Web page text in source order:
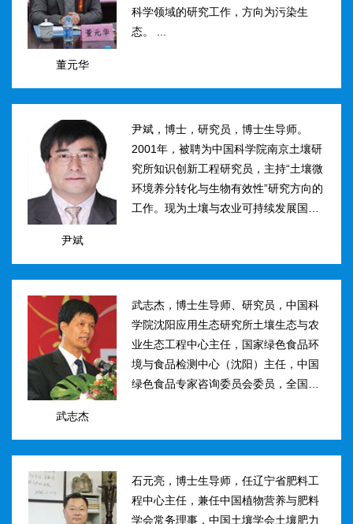
董元华
科学领域的研究工作，方向为污染生
态。 ...
尹斌
尹斌，博士，研究员，博士生导师。
2001年，被聘为中国科学院南京土壤研
究所知识创新工程研究员，主持“土壤微
环境养分转化与生物有效性”研究方向的
工作。现为土壤与农业可持续发展国家
影...
武志杰
武志杰，博士生导师、研究员，中国科
学院沈阳应用生态研究所土壤生态与农
业生态工程中心主任，国家绿色食品环
境与食品检测中心（沈阳）主任，中国
绿色食品专家咨询委员会委员，全国肥
学调控、新型缓控释肥料研制；土壤...
石元亮，博士生导师，任辽宁省肥料工
程中心主任，兼任中国植物营养与肥料
学会常务理事，中国土壤学会土壤肥力